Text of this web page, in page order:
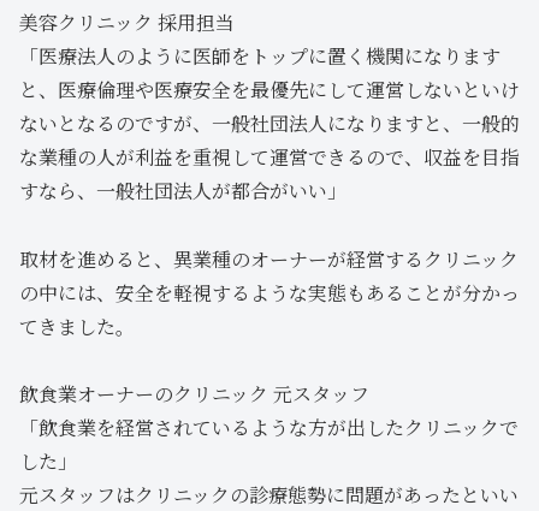
美容クリニック 採用担当
「医療法人のように医師をトップに置く機関になります
と、医療倫理や医療安全を最優先にして運営しないといけ
ないとなるのですが、一般社団法人になりますと、一般的
な業種の人が利益を重視して運営できるので、収益を目指
すなら、一般社団法人が都合がいい」
取材を進めると、異業種のオーナーが経営するクリニック
の中には、安全を軽視するような実態もあることが分かっ
てきました。
飲食業オーナーのクリニック 元スタッフ
「飲食業を経営されているような方が出したクリニックで
した」
元スタッフはクリニックの診療態勢に問題があったといい